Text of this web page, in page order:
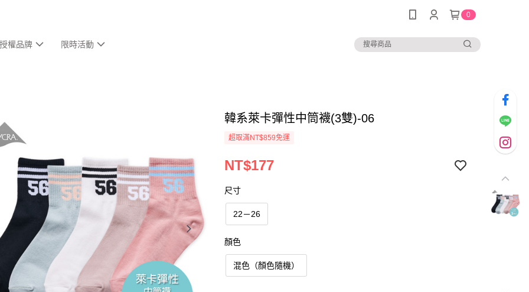
0
權品牌 限時活動
韓系萊卡彈性中筒襪(3雙)-06
超取滿NT$859免運
NT$177
尺寸
22－26
顏色
混色（顏色隨機）